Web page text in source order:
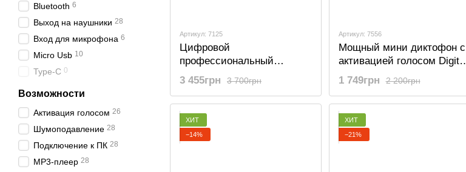
Артикул: 7125
Цифровой
профессиональный
диктофон Savetek GS-R07
для записи голоса, 32 Гб
памяти, стерео, SD до 64
Гб
3 700грн
3 455грн
Артикул: 7556
Мощный мини диктофон с
активацией голосом Digital
Lion RP03, с повербанком,
8gb, до 500 часов работы
2 200грн
1 749грн
ХИТ
−14%
ХИТ
−21%
Bluetooth 6
Выход на наушники 28
Вход для микрофона 6
Micro Usb 10
Type-C 0
Возможности
Активация голосом 26
Шумоподавление 28
Подключение к ПК 28
MP3-плеер 28